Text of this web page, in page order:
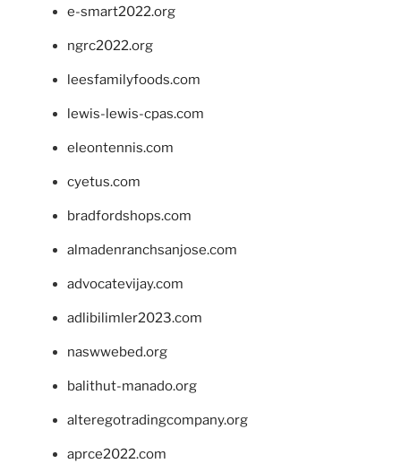
e-smart2022.org
ngrc2022.org
leesfamilyfoods.com
lewis-lewis-cpas.com
eleontennis.com
cyetus.com
bradfordshops.com
almadenranchsanjose.com
advocatevijay.com
adlibilimler2023.com
naswwebed.org
balithut-manado.org
alteregotradingcompany.org
aprce2022.com